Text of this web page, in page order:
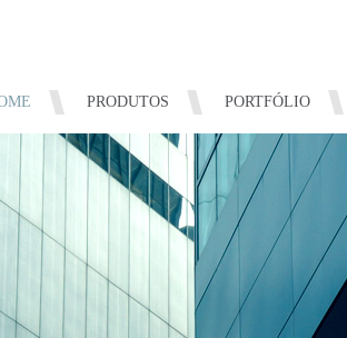
PRODUTOS PORTFÓLIO